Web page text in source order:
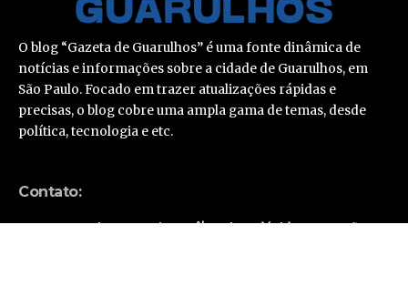
O blog “Gazeta de Guarulhos” é uma fonte dinâmica de
notícias e informações sobre a cidade de Guarulhos, em
São Paulo. Focado em trazer atualizações rápidas e
precisas, o blog cobre uma ampla gama de temas, desde
política, tecnologia e etc.
Contato:
Estamos aqui para ouvir você! Se tiver dúvidas, sugestões